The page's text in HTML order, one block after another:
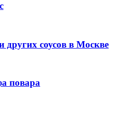
других соусов в Москве
повара